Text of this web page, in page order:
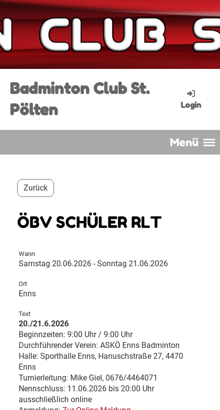
Badminton Club St.
Pölten
Login
Menü
Zurück
ÖBV SCHÜLER RLT
Wann
Samstag 20.06.2026 - Sonntag 21.06.2026
Ort
Enns
Text
20./21.6.2026
Beginnzeiten: 9:00 Uhr / 9:00 Uhr
Durchführender Verein: ASKÖ Enns Badminton
Halle: Sporthalle Enns, Hanuschstraße 27, 4470
Enns
Turnierleitung: Mike Giel, 0676/4464071
Nennschluss: 11.06.2026 bis 20:00 Uhr
ausschließlich online